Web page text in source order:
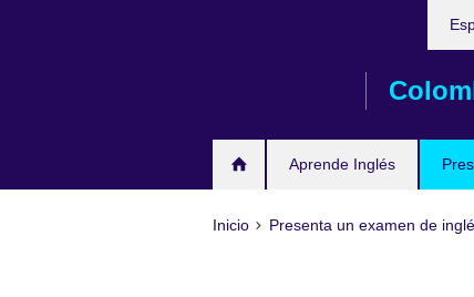
Aprende Inglés
Inicio Presenta un examen de